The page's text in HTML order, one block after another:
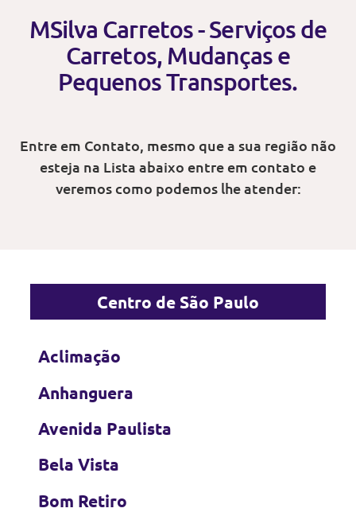
MSilva Carretos - Serviços de
Carretos, Mudanças e
Pequenos Transportes.
Entre em Contato, mesmo que a sua região não
esteja na Lista abaixo entre em contato e
veremos como podemos lhe atender:
Centro de São Paulo
Aclimação
Anhanguera
Avenida Paulista
Bela Vista
Bom Retiro